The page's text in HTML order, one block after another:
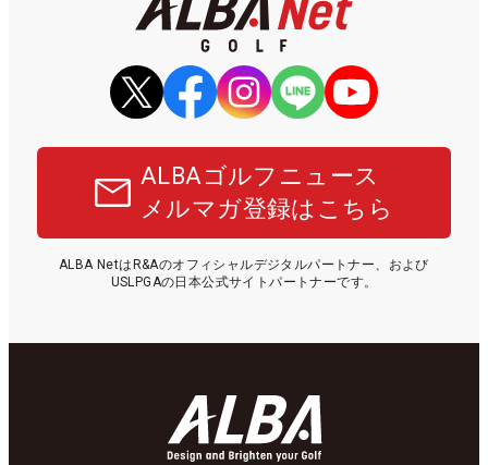
ALBAゴルフニュース
メルマガ登録はこちら
ALBA NetはR&Aのオフィシャルデジタルパートナー、および
USLPGAの日本公式サイトパートナーです。